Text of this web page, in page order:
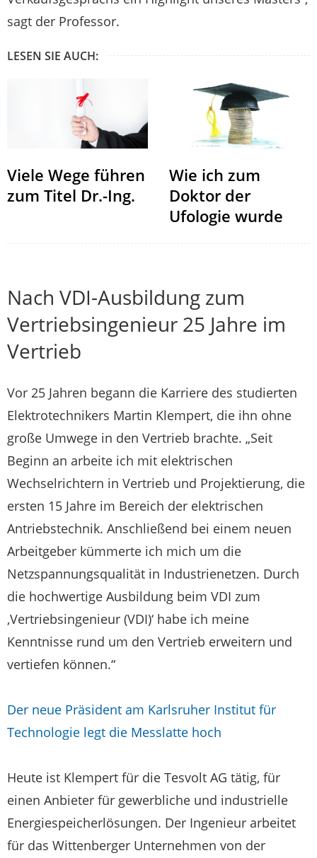
sagt der Professor.
LESEN SIE AUCH:
Viele Wege führen
zum Titel Dr.-Ing.
Wie ich zum
Doktor der
Ufologie wurde
Nach VDI-Ausbildung zum
Vertriebsingenieur 25 Jahre im
Vertrieb
Vor 25 Jahren begann die Karriere des studierten
Elektrotechnikers Martin Klempert, die ihn ohne
große Umwege in den Vertrieb brachte. „Seit
Beginn an arbeite ich mit elektrischen
Wechselrichtern in Vertrieb und Projektierung, die
ersten 15 Jahre im Bereich der elektrischen
Antriebstechnik. Anschließend bei einem neuen
Arbeitgeber kümmerte ich mich um die
Netzspannungsqualität in Industrienetzen. Durch
die hochwertige Ausbildung beim VDI zum
,Vertriebsingenieur (VDI)‘ habe ich meine
Kenntnisse rund um den Vertrieb erweitern und
vertiefen können.“
Der neue Präsident am Karlsruher Institut für
Technologie legt die Messlatte hoch
Heute ist Klempert für die Tesvolt AG tätig, für
einen Anbieter für gewerbliche und industrielle
Energiespeicherlösungen. Der Ingenieur arbeitet
für das Wittenberger Unternehmen von der